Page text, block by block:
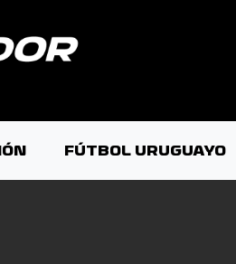
FÚTBOL URUGUAYO